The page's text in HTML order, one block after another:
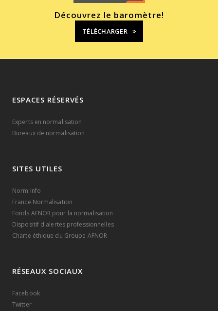
Découvrez le baromètre!
TÉLÉCHARGER
ESPACES RÉSERVÉS
Experts en normalisation
Bureaux de normalisation
SITES UTILES
Norm'Info
France Normalisation
Fonds AFNOR pour la normalisation
Dispositif d'alertes professionnelles
Charte éthique du Groupe AFNOR
RÉSEAUX SOCIAUX
Facebook
Twitter